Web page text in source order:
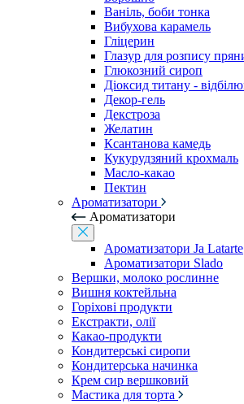
Ваніль, боби тонка
Вибухова карамель
Гліцерин
Глазур для розпису
Глюкозний сироп
Діоксид титану -
Декор-гель
Декстроза
Желатин
Ксантанова камедь
Кукурудзяний крохмаль
Масло-какао
Пектин
Ароматизатори
Ароматизатори
Ароматизатори Ja Latarte
Ароматизатори Slado
Вершки, молоко рослинне
Вишня коктейльна
Горіхові продукти
Екстракти, олії
Какао-продукти
Кондитерські сиропи
Кондитерська начинка
Крем сир вершковий
Мастика для торта